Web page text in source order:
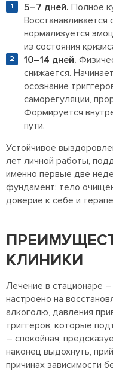
5–7 дней. Полное
Восстанавливается
нормализуется
из состояния
10–14 дней.
снижается.
осознание
саморегуляции,
Формируется
пути.
Устойчивое
лет личной работы,
именно первые две
фундамент: тело
доверие к себе и
КЛИНИКИ
Лечение в стационаре
настроено на
алкоголю, давления
триггеров, которые
– спокойная,
наконец выдохнуть,
причинах зависимости